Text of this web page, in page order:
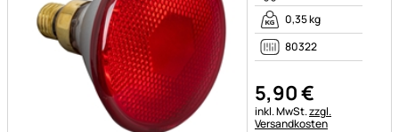
0,35 kg
80322
5,90€
Steuerhinweis:
inkl. MwSt.zzgl.
Versandkosten